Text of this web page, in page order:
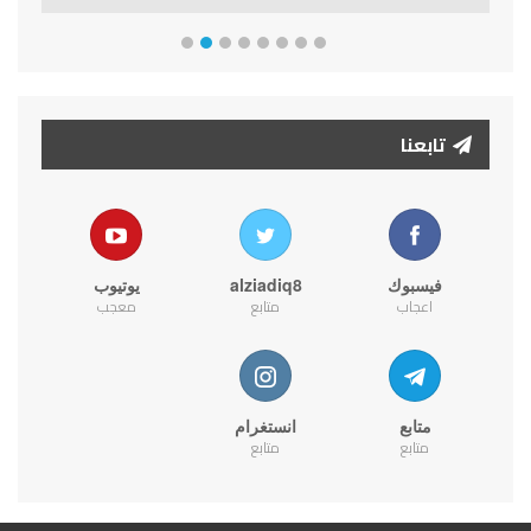
تابعنا
فيسبوك
اعجاب
alziadiq8
متابع
يوتيوب
معجب
متابع
متابع
انستغرام
متابع